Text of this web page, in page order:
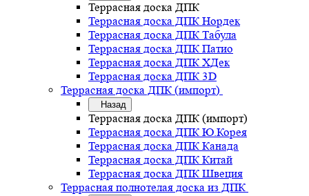
Террасная доска ДПК
Террасная доска ДПК Нордек
Террасная доска ДПК Табула
Террасная доска ДПК Патио
Террасная доска ДПК ХДек
Террасная доска ДПК 3D
Террасная доска ДПК (импорт)
Назад
Террасная доска ДПК (импорт)
Террасная доска ДПК Ю.Корея
Террасная доска ДПК Канада
Террасная доска ДПК Китай
Террасная доска ДПК Швеция
Террасная полнотелая доска из ДПК